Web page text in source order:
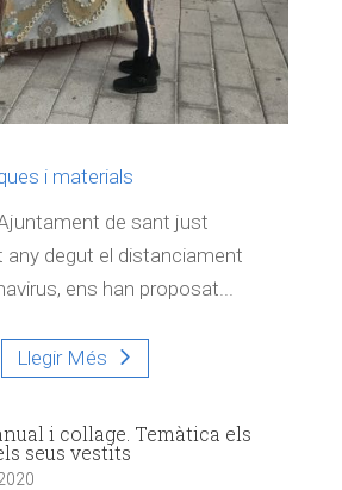
i materials
de sant just
any degut el distanciament
ens han proposat...
Llegir Més
i collage. Temàtica els
seus vestits